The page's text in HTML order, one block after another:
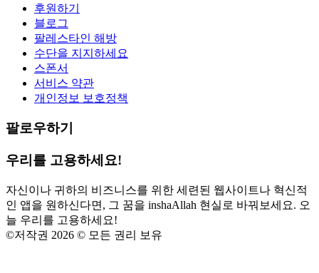
후원하기
블로그
팔레스타인 해방
수단을 지지하세요
스폰서
서비스 약관
개인정보 보호정책
팔로우하기
우리를 고용하세요!
자신이나 귀하의 비즈니스를 위한 세련된 웹사이트나 혁신적
인 앱을 원하신다면, 그 꿈을 inshaAllah 현실로 바꿔보세요. 오
늘 우리를 고용하세요!
©저작권 2026 © 모든 권리 보유